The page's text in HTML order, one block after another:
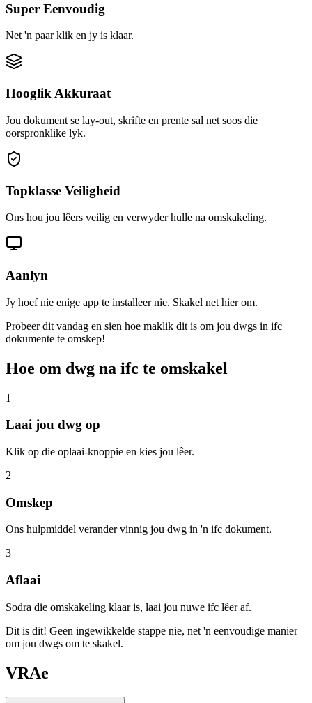
Super Eenvoudig
Net 'n paar klik en jy is klaar.
Hooglik Akkuraat
Jou dokument se lay-out, skrifte en prente sal net soos die
oorspronklike lyk.
Topklasse Veiligheid
Ons hou jou lêers veilig en verwyder hulle na omskakeling.
Aanlyn
Jy hoef nie enige app te installeer nie. Skakel net hier om.
Probeer dit vandag en sien hoe maklik dit is om jou dwgs in ifc
dokumente te omskep!
Hoe om dwg na ifc te omskakel
1
Laai jou dwg op
Klik op die oplaai-knoppie en kies jou lêer.
2
Omskep
Ons hulpmiddel verander vinnig jou dwg in 'n ifc dokument.
3
Aflaai
Sodra die omskakeling klaar is, laai jou nuwe ifc lêer af.
Dit is dit! Geen ingewikkelde stappe nie, net 'n eenvoudige manier
om jou dwgs om te skakel.
VRAe